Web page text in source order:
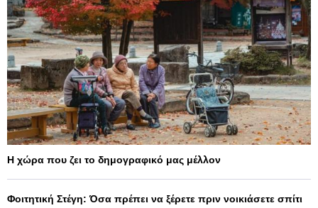
Η χώρα που ζει το δημογραφικό μας μέλλον
Φοιτητική Στέγη: Όσα πρέπει να ξέρετε πριν νοικιάσετε σπίτι